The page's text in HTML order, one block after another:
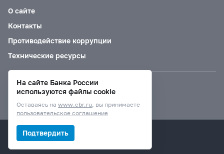
О сайте
Контакты
Противодействие коррупции
Технические ресурсы
Версия для слабовидящих
© Банк России, 2000–2026.
На сайте Банка России
используются файлы cookie
Оставаясь на www.cbr.ru, вы принимаете
пользовательское соглашение
Подтвердить